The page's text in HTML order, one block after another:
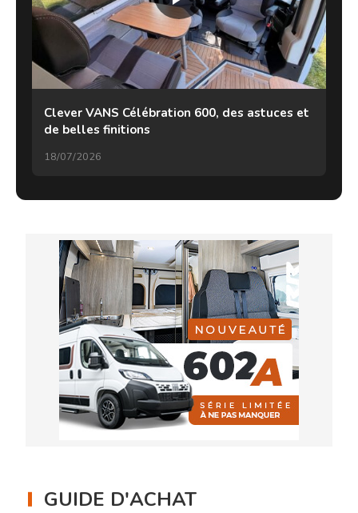
Clever VANS Célébration 600, des astuces et
de belles finitions
18/07/2026
GUIDE D'ACHAT